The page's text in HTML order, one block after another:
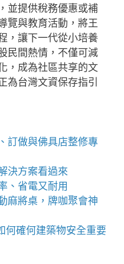
並提供稅務優惠或補
覽與教育活動，將王
，讓下一代從小培養
民間熱情，不僅可減
，成為社區共享的文
為台灣文資保存指引
訂做與佛具店整修專
決方案看過來
、省電又耐用
麻將桌 ，牌咖聚會神
何確何建築物安全重要